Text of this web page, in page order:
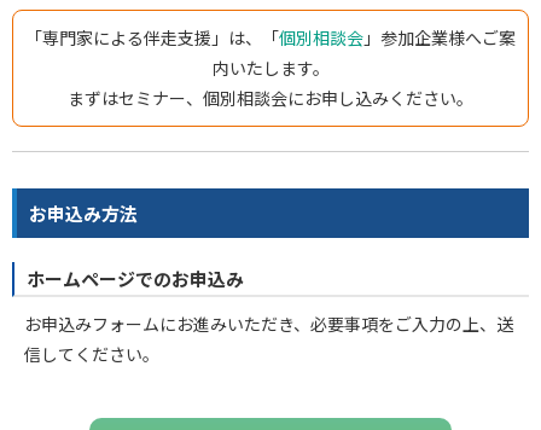
「専門家による伴走支援」は、「個別相談会 」参加企業様へご案
内いたします。
まずはセミナー、個別相談会にお申し込みください。
お申込み方法
ホームページでのお申込み
お申込みフォームにお進みいただき、必要事項をご入力の上、送
信してください。